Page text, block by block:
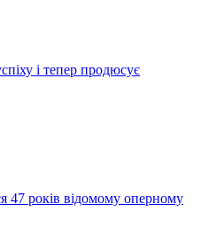
і тепер продюсує
47 років відомому оперному